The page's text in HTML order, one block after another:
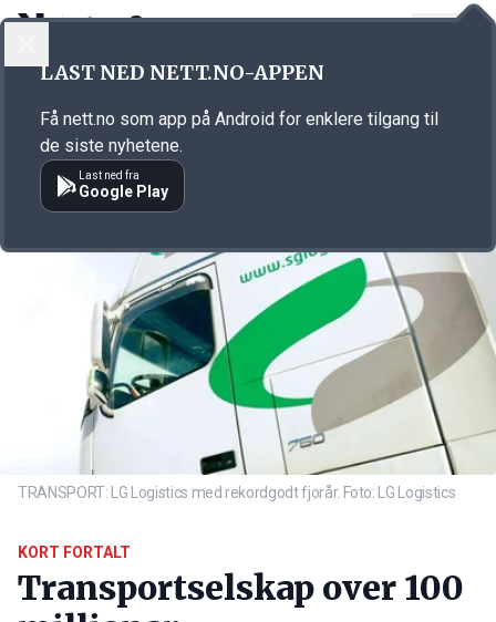
Annonsørinnhold
TRANSPORT: LG Logistics med rekordgodt fjorår. Foto: LG Logistics
KORT FORTALT
Transportselskap over 100
LAST NED NETT.NO-APPEN
Få nett.no som app på Android for enklere tilgang til
de siste nyhetene.
Last ned fra
Google Play